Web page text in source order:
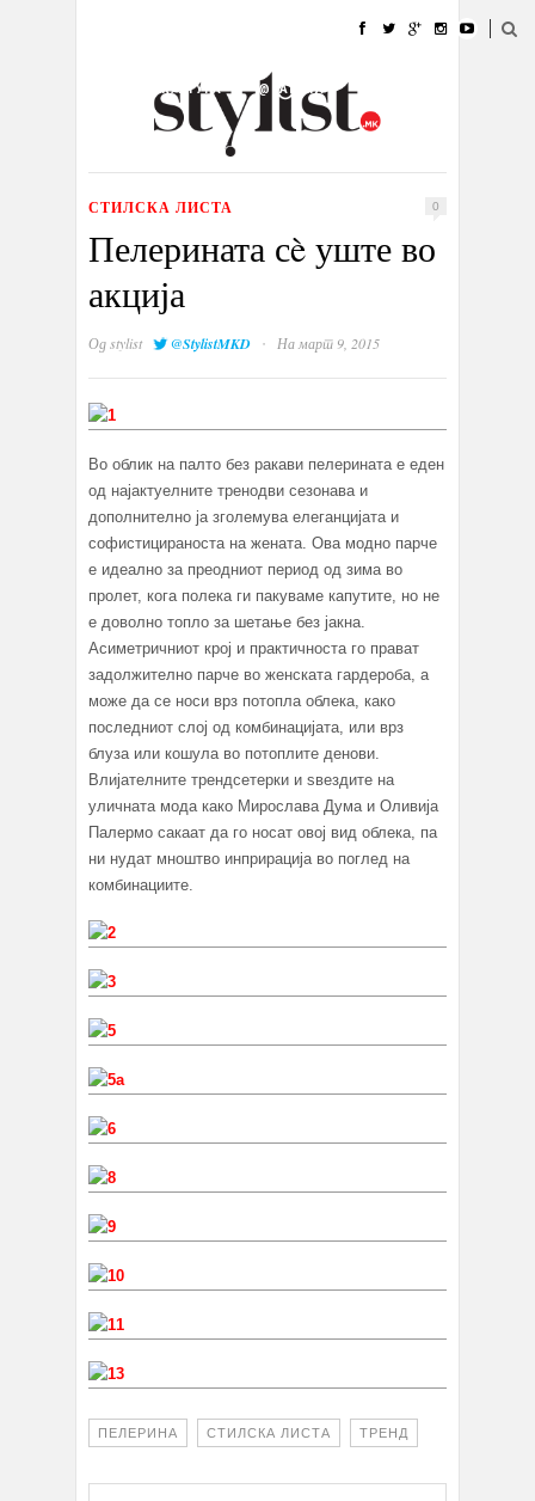
УБАВИНА
КУЛТУРА @РАБОТА
ИЗЛОГ
СТИЛСКА ЛИСТА 0
Пелерината сè уште во
акција
Одstylist @StylistMKD · На март 9, 2015
Во облик на палто без ракави пелерината е еден
од најактуелните тренодви сезонава и
дополнително ја зголемува елеганцијата и
софистицираноста на жената. Ова модно парче
е идеално за преодниот период од зима во
пролет, кога полека ги пакуваме капутите, но не
е доволно топло за шетање без јакна.
Асиметричниот крој и практичноста го прават
задолжително парче во женската гардероба, а
може да се носи врз потопла облека, како
последниот слој од комбинацијата, или врз
блуза или кошула во потоплите денови.
Влијателните трендсетерки и ѕвездите на
уличната мода како Мирослава Дума и Оливија
Палермо сакаат да го носат овој вид облека, па
ни нудат мноштво инприрација во поглед на
комбинациите.
ПЕЛЕРИНА СТИЛСКА ЛИСТА ТРЕНД